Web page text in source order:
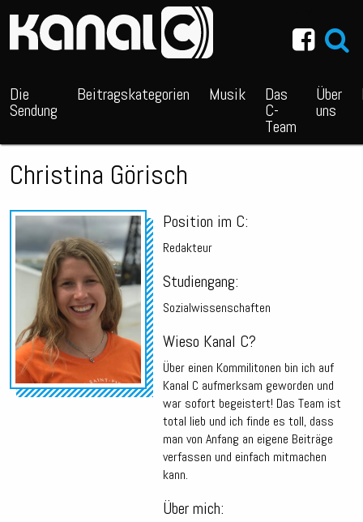
Die
Sendung
Beitragskategorien Musik Das
C-
Team
Über
uns
Christina Görisch
Position im C:
Redakteur
Studiengang:
Sozialwissenschaften
Wieso Kanal C?
Über einen Kommilitonen bin ich auf
Kanal C aufmerksam geworden und
war sofort begeistert! Das Team ist
total lieb und ich finde es toll, dass
man von Anfang an eigene Beiträge
verfassen und einfach mitmachen
kann.
Über mich: